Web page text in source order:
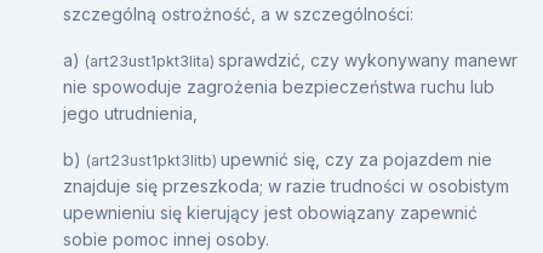
szczególną ostrożność, a w szczególności:
a) (art23ust1pkt3lita) sprawdzić, czy wykonywany manewr
nie spowoduje zagrożenia bezpieczeństwa ruchu lub
jego utrudnienia,
b) (art23ust1pkt3litb) upewnić się, czy za pojazdem nie
znajduje się przeszkoda; w razie trudności w osobistym
upewnieniu się kierujący jest obowiązany zapewnić
sobie pomoc innej osoby.